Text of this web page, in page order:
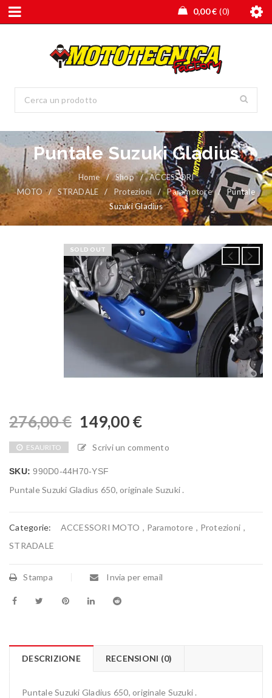
0,00€ 0
Puntale Suzuki Gladius
Home / Shop /
ACCESSORI
MOTO
/ STRADALE / Protezioni / Paramotore /
Puntale
Suzuki Gladius
SOLD OUT
276,00€ 149,00€
ESAURITO Scrivi un commento
SKU:990D0-44H70-YSF
Puntale Suzuki Gladius 650, originale Suzuki .
Categorie: ACCESSORI MOTO , Paramotore , Protezioni ,
STRADALE
Stampa Invia per email
DESCRIZIONE RECENSIONI (0)
Puntale Suzuki Gladius 650, originale Suzuki .